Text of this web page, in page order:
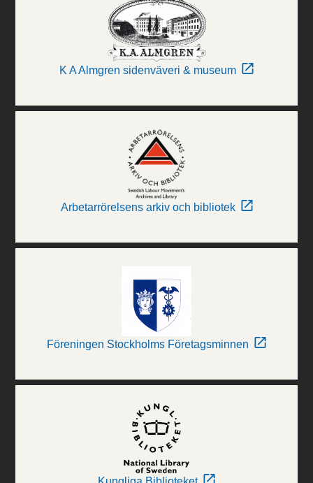
K A Almgren sidenväveri & museum
Arbetarrörelsens arkiv och bibliotek
Föreningen Stockholms Företagsminnen